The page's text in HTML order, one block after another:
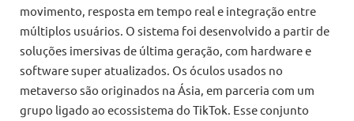
movimento, resposta em tempo real e integração entre
múltiplos usuários. O sistema foi desenvolvido a partir de
soluções imersivas de última geração, com hardware e
software super atualizados. Os óculos usados no
metaverso são originados na Ásia, em parceria com um
grupo ligado ao ecossistema do TikTok. Esse conjunto